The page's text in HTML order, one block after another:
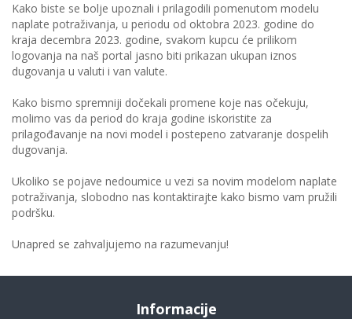
Kako biste se bolje upoznali i prilagodili pomenutom modelu
naplate potraživanja, u periodu od oktobra 2023. godine do
kraja decembra 2023. godine, svakom kupcu će prilikom
logovanja na naš portal jasno biti prikazan ukupan iznos
dugovanja u valuti i van valute.
Kako bismo spremniji dočekali promene koje nas očekuju,
molimo vas da period do kraja godine iskoristite za
prilagođavanje na novi model i postepeno zatvaranje dospelih
dugovanja.
Ukoliko se pojave nedoumice u vezi sa novim modelom naplate
potraživanja, slobodno nas kontaktirajte kako bismo vam pružili
podršku.
Unapred se zahvaljujemo na razumevanju!
Informacije